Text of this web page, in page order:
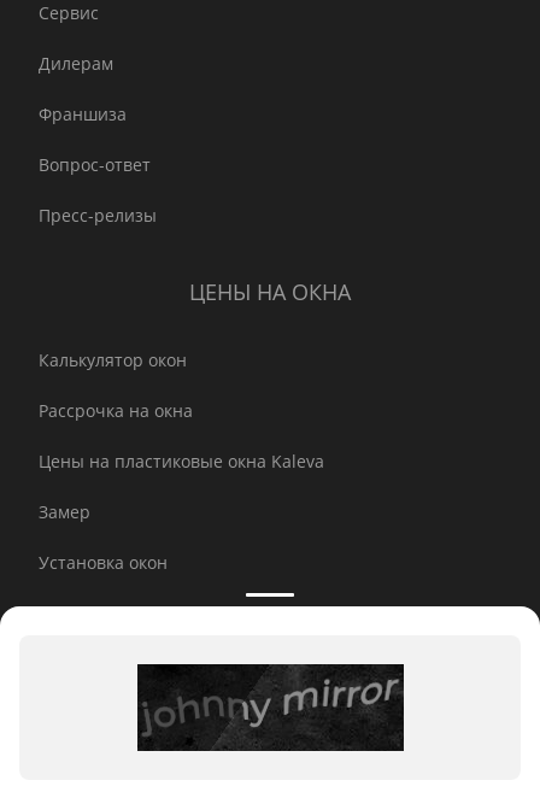
Сервис
Дилерам
Франшиза
Вопрос-ответ
Пресс-релизы
ЦЕНЫ НА ОКНА
Калькулятор окон
Рассрочка на окна
Цены на пластиковые окна Kaleva
Замер
Установка окон
Инновации
Профили окон Kaleva
Принимаем к оплате: